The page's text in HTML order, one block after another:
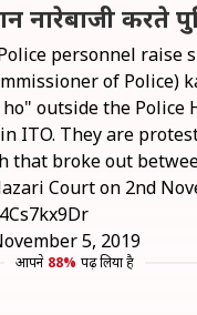
नारेबाजी करते
personnel raise
of Police)
outside the Police
ITO. They are
that broke out
Court on 2nd
5, 2019
आपने 88% पढ़ लिया है